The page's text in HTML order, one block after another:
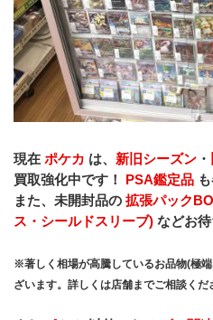
現在 ポケカ は、 新旧シーズン ・
買取強化中です！ PSA鑑定品
また、未開封品の 拡張パック
ス・シールドスリーブ) などお
※著しく相場が高騰しているお品物(極
ざいます。詳しくは店舗までご相談くだ